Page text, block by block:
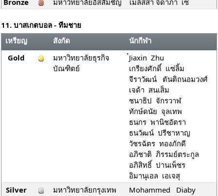
Bronze
มหาวิทยาลัยอัสสัมชัญ เมลิสสา จิดาภา เซ
11. บาสเกตบอล - ทีมชาย
เหรียญ
สังกัด
นักกีฬา
Gold
มหาวิทยาลัยธุรกิจ
บัณฑิตย์
๋Jiaxin Zhu
เกรียงศักดิ์ แซ่ลิ้ม
จีราวัฒน์ ตันติถนอมวงศ์
เจด้า สนเส็ม
ชนาธิป จักรวาฬ
ทักษ์ดนัย จุลเทพ
ธนกร พานิชอัตรา
ธนวัฒน์ ปรีชาหาญ
วัชรฉัตร ทองภักดี
อภิชาติ ภิรรมย์ตระกูล
อภิสิทธิ์ ปานเพ็ชร
อิมานุเอล เอเจสุ
Silver
มหาวิทยาลัยกรุงเทพ
Mohammed Diaby